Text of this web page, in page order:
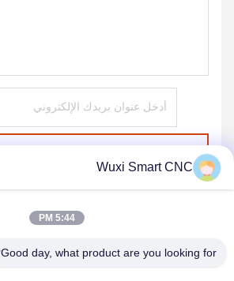
Wuxi Smart CNC
5:44 PM
Good day, what product are you looking for?